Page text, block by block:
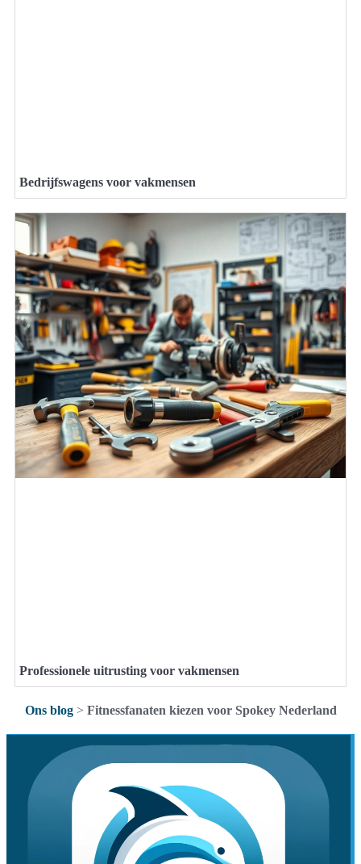
Bedrijfswagens voor vakmensen
Professionele uitrusting voor vakmensen
Ons blog> Fitnessfanaten kiezen voor Spokey Nederland